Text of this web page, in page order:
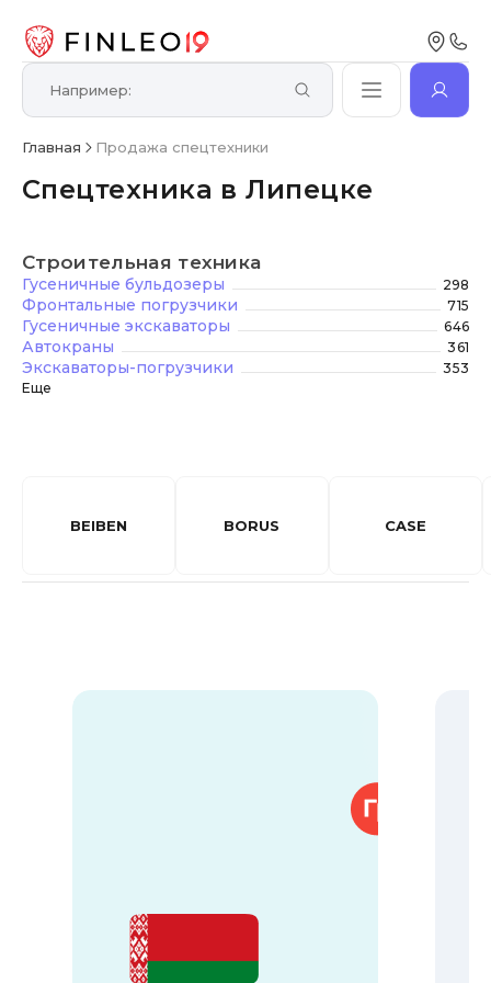
Главная Продажа спецтехники
Спецтехника в Липецке
Строительная техника
Гусеничные бульдозеры 298
Фронтальные погрузчики 715
Гусеничные экскаваторы 646
Автокраны 361
Экскаваторы-погрузчики
353
Еще
BEIBEN BORUS CASE